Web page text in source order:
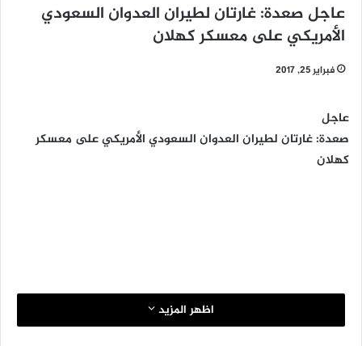
عاجل صعدة: غارتان لطيران العدوان السعودي
الأمريكي على معسكر كهلان
فبراير 25, 2017
عاجل
صعدة: غارتان لطيران العدوان السعودي الأمريكي على معسكر
كهلان
اظهر المزيد